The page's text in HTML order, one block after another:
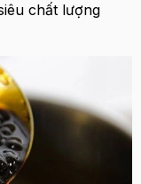
chất lượng